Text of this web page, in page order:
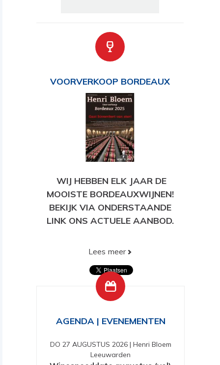
VOORVERKOOP BORDEAUX
WIJ HEBBEN ELK JAAR DE
MOOISTE BORDEAUXWIJNEN!
BEKIJK VIA ONDERSTAANDE
LINK ONS ACTUELE AANBOD.
AANBOD!
Lees meer
AGENDA | EVENEMENTEN
DO 27 AUGUSTUS 2026| Henri Bloem
Leeuwarden